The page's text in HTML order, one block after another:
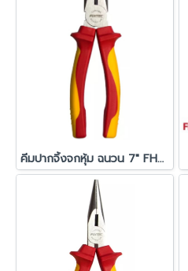
คีมปากจิ้งจกหุ้ม ฉนวน 7" FHCP207